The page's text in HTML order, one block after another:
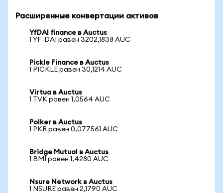
Расширенные конвертации активов
YfDAI finance в Auctus
1 YF-DAI равен 3202,1838 AUC
Pickle Finance в Auctus
1 PICKLE равен 30,1214 AUC
Virtua в Auctus
1 TVK равен 1,0564 AUC
Polker в Auctus
1 PKR равен 0,077561 AUC
Bridge Mutual в Auctus
1 BMI равен 1,4280 AUC
Nsure Network в Auctus
1 NSURE равен 2,1790 AUC